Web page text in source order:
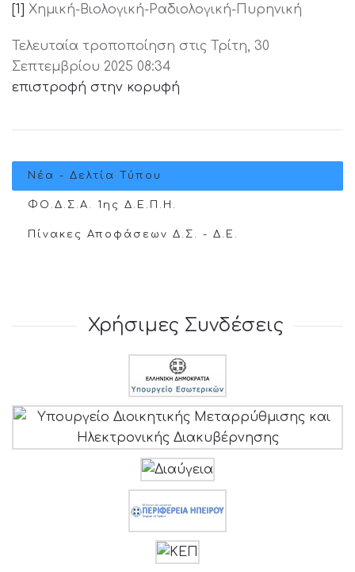
[1] Χημική-Βιολογική-Ραδιολογική-Πυρηνική
Τελευταία τροποποίηση στις Τρίτη, 30
Σεπτεμβρίου 2025 08:34
επιστροφή στην κορυφή
Νέα - Δελτία Τύπου
ΦΟ.Δ.Σ.Α. 1ης Δ.Ε.Π.Η.
Πίνακες Αποφάσεων Δ.Σ. - Δ.Ε.
Χρήσιμες Συνδέσεις